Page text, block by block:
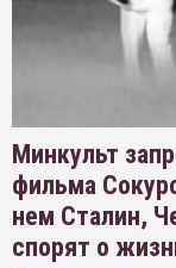
Минкульт
фильма
нем Сталин,
спорят о